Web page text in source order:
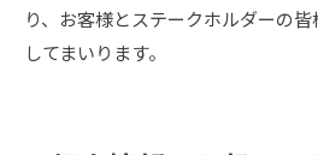
り、お客様とステークホルダーの
してまいります。